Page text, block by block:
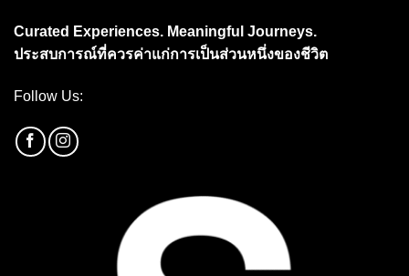
Curated Experiences. Meaningful Journeys.
ประสบการณ์ที่ควรค่าแก่การเป็นส่วนหนึ่งของชีวิต
Follow Us: